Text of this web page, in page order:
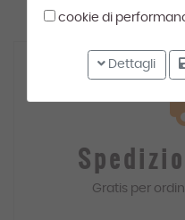
Gratis per
cookie di
Dettagli